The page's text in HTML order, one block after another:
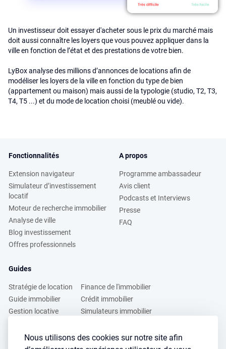
Nous utilisons des cookies sur notre site afin
Un investisseur doit essayer d'acheter sous le prix du marché mais
doit aussi connaître les loyers que vous pouvez appliquer dans la
ville en fonction de l’état et des prestations de votre bien.
LyBox analyse des millions d’annonces de locations afin de
modéliser les loyers de la ville en fonction du type de bien
(appartement ou maison) mais aussi de la typologie (studio, T2, T3,
T4, T5 ...) et du mode de location choisi (meublé ou vide).
Fonctionnalités
Extension navigateur
Simulateur d’investissement
locatif
Moteur de recherche immobilier
Analyse de ville
Blog investissement
Offres professionnels
A propos
Programme ambassadeur
Avis client
Podcasts et Interviews
Presse
FAQ
Guides
Stratégie de location
Guide immobilier
Gestion locative
Finance de l'immobilier
Crédit immobilier
Simulateurs immobilier